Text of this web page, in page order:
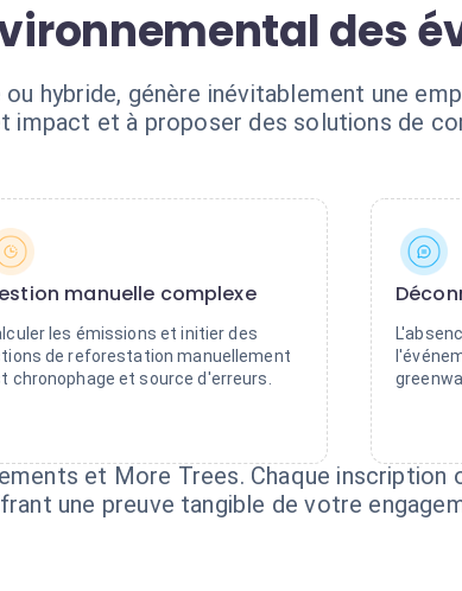
des
hybride, génère inévitablement une
impact et à proposer des solutions de
manuelle complexe
les émissions et initier des
de reforestation manuellement
chronophage et source d'erreurs.
et More Trees. Chaque inscription
une preuve tangible de votre